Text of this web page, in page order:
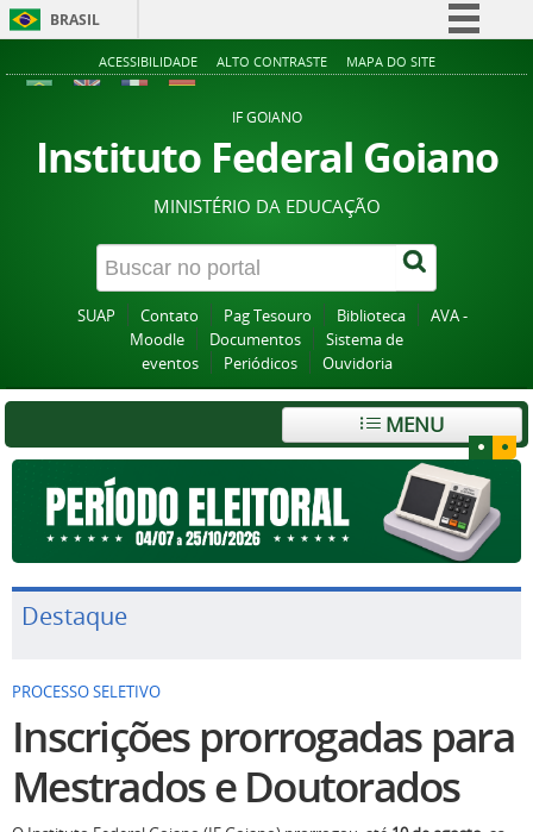
BRASIL
Simplifique!
Acesso à informação
Legislação
Canais
ACESSIBILIDADE ALTO CONTRASTE MAPA DO SITE
IF GOIANO
Instituto Federal Goiano
MINISTÉRIO DA EDUCAÇÃO
SUAP Contato Pag Tesouro Biblioteca
AVA -
Moodle
Documentos
Sistema de
eventos
Periódicos Ouvidoria
MENU
Destaque
PROCESSO SELETIVO
Inscrições prorrogadas para
Mestrados e Doutorados